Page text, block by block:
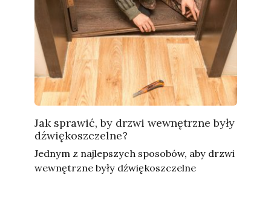
Jak sprawić, by drzwi wewnętrzne były
dźwiękoszczelne?
Jednym z najlepszych sposobów, aby drzwi
wewnętrzne były dźwiękoszczelne